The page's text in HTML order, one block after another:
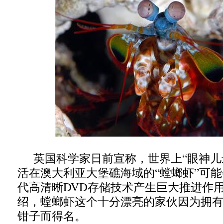
英国科学家日前宣称，世界上“眼神
活在澳大利亚大堡礁海域的“螳螂虾”可
代高清晰DVD存储技术产生巨大推进作
绍，螳螂虾这个十分漂亮的家伙因为拥
钳子而得名。